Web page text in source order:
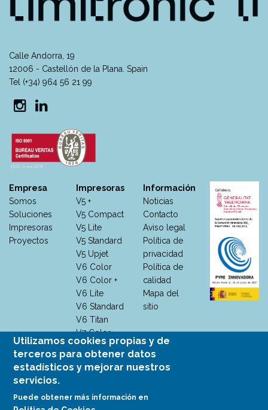
Calle Andorra, 19
12006 - Castellón de la Plana. Spain
Tel (+34) 964 56 21 99
Empresa
Somos
Soluciones
Impresoras
Proyectos
Impresoras
V5 +
V5 Compact
V5 Lite
V5 Standard
V5 Upjet
V6 Color
V6 Color +
V6 Lite
V6 Standard
V6 Titan
V7 Color
V7 Color +
V7 M +
V7
V7 White
Información
Noticias
Contacto
Aviso legal
Política de
privacidad
Política de
calidad
Mapa del
sitio
Utilizamos cookies propias y de
terceros para obtener datos
estadísticos y mejorar nuestros
servicios.
Puede obtener más información en